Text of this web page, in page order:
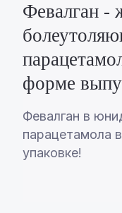
Февалган
форме
Февалган в
парацетамола
упаковке!